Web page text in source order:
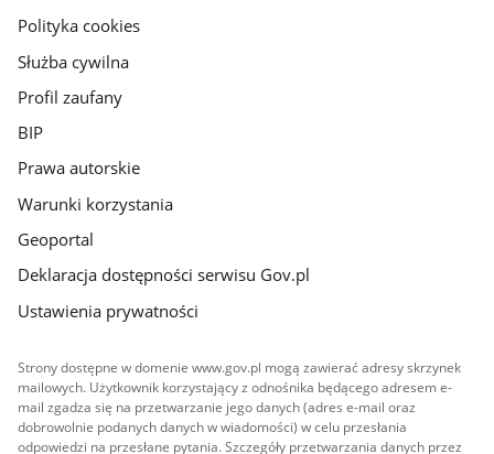
gov.pl
Polityka cookies
Służba cywilna
Profil zaufany
BIP
Prawa autorskie
Warunki korzystania
Geoportal
Deklaracja dostępności serwisu Gov.pl
Ustawienia prywatności
Strony dostępne w domenie www.gov.pl mogą zawierać adresy skrzynek
mailowych. Użytkownik korzystający z odnośnika będącego adresem e-
mail zgadza się na przetwarzanie jego danych (adres e-mail oraz
dobrowolnie podanych danych w wiadomości) w celu przesłania
odpowiedzi na przesłane pytania. Szczegóły przetwarzania danych przez